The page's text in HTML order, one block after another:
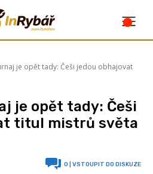
je opět tady: Češi jedou obhajovat
je opět tady: Češi
titul mistrů světa
0 | VSTOUPIT DO DISKUZE